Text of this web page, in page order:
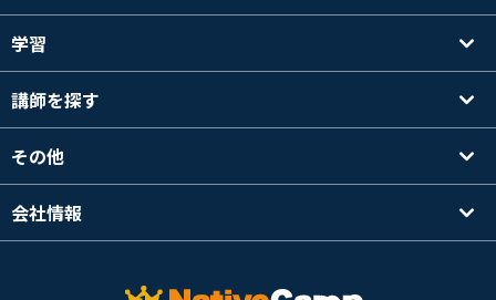
学習
講師を探す
その他
会社情報